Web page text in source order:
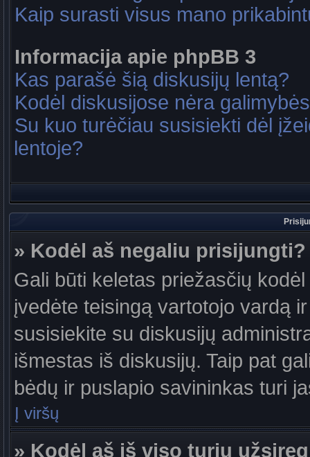
Kaip surasti visus mano
Informacija apie phpBB 3
Kas parašė šią diskusijų lentą?
Kodėl diskusijose nėra
Su kuo turėčiau susisiekti dėl
lentoje?
» Kodėl aš negaliu prisijungti?
Gali būti keletas priežasčių
įvedėte teisingą vartotojo vardą
susisiekite su diskusijų
išmestas iš diskusijų. Taip pat
bėdų ir puslapio savininkas turi
Į viršų
» Kodėl aš iš viso turiu